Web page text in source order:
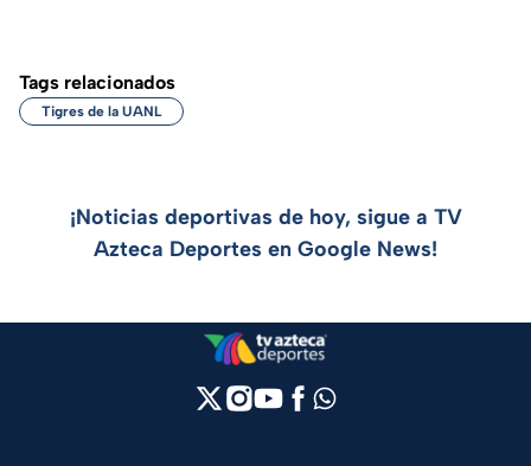
Tags relacionados
Tigres de la UANL
¡Noticias deportivas de hoy, sigue a TV
Azteca Deportes en Google News!